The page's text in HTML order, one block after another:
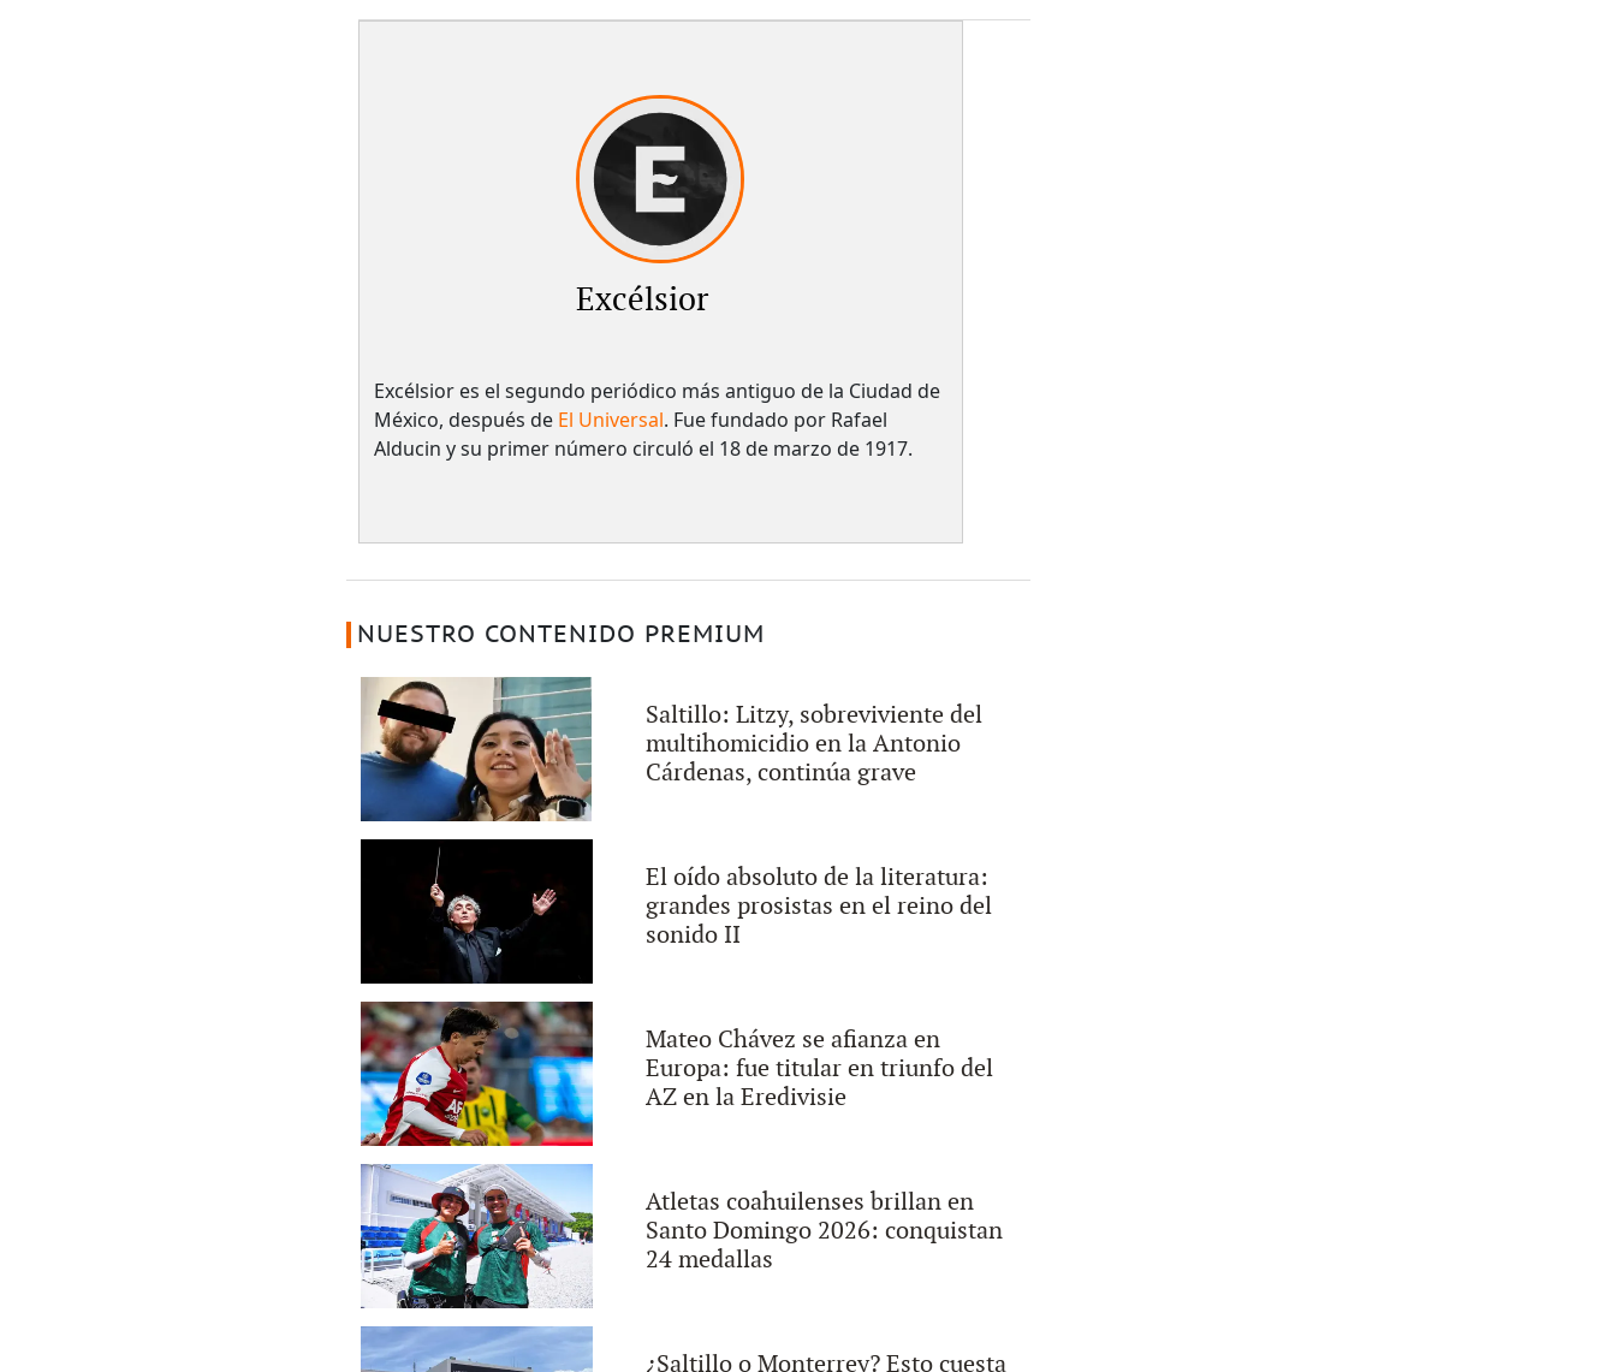
Excélsior
Excélsior es el segundo periódico más antiguo de la Ciudad de
México, después de El Universal. Fue fundado por Rafael
Alducin y su primer número circuló el 18 de marzo de 1917.
NUESTRO CONTENIDO PREMIUM
Saltillo: Litzy, sobreviviente del
multihomicidio en la Antonio
Cárdenas, continúa grave
El oído absoluto de la literatura:
grandes prosistas en el reino del
sonido II
Mateo Chávez se afianza en
Europa: fue titular en triunfo del
AZ en la Eredivisie
Atletas coahuilenses brillan en
Santo Domingo 2026: conquistan
24 medallas
¿Saltillo o Monterrey? Esto cuesta